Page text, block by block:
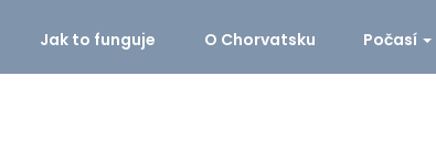
Jak to funguje O Chorvatsku Počasí